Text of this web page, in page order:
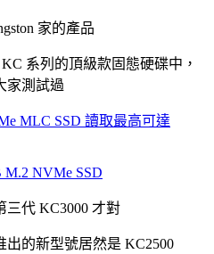
家的產品
系列的頂級款固態硬碟中，
家測試過
MLC SSD 讀取最高可達
M.2 NVMe SSD
三代 KC3000 才對
出的新型號居然是 KC2500